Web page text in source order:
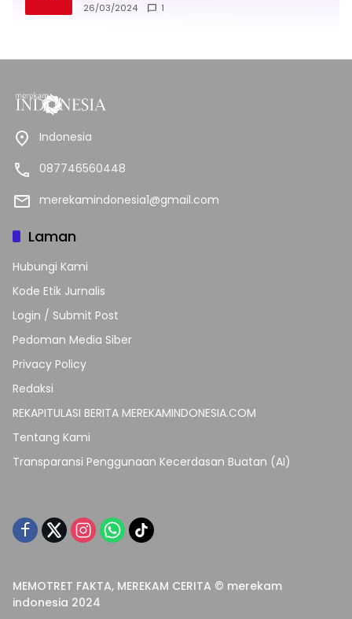
26/03/2024 1
Indonesia
087746560448
merekamindonesia1@gmail.com
Laman
Hubungi Kami
Kode Etik Jurnalis
Login / Submit Post
Pedoman Media Siber
Privacy Policy
Redaksi
REKAPITULASI BERITA MEREKAMINDONESIA.COM
Tentang Kami
Transparansi Penggunaan Kecerdasan Buatan (AI)
MEMOTRET FAKTA, MEREKAM CERITA © merekam
indonesia 2024